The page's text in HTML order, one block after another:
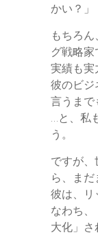
かい？」
もちろ
グ戦略家
実績も実
彼のビジ
言うまで
…と、私
う。
ですが
ら、まだ
彼は、リ
なわち
大化」